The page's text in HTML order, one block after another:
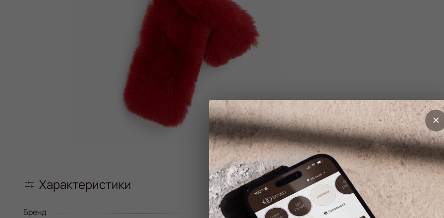
Характеристики
Бренд DYNKO
Состав